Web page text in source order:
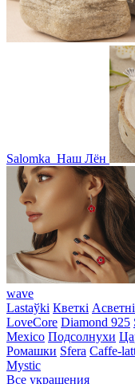
Salomka Наш Лён
wave
Lastaўki Кветкі
LoveCore Diamond 925
Mexico Подсолнухи
Ромашки Sfera Caffe-
Mystic
Все украшения